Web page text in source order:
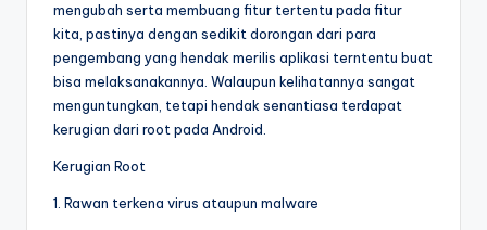
mengubah serta membuang fitur tertentu pada fitur
kita, pastinya dengan sedikit dorongan dari para
pengembang yang hendak merilis aplikasi terntentu buat
bisa melaksanakannya. Walaupun kelihatannya sangat
menguntungkan, tetapi hendak senantiasa terdapat
kerugian dari root pada Android.
Kerugian Root
1. Rawan terkena virus ataupun malware